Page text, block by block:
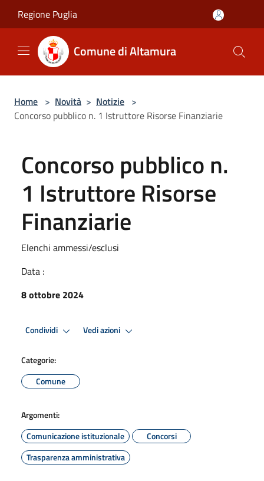
Regione Puglia
Comune di Altamura
Home > Novità > Notizie >
Concorso pubblico n. 1 Istruttore Risorse Finanziarie
Concorso pubblico n.
1 Istruttore Risorse
Finanziarie
Elenchi ammessi/esclusi
Data :
8 ottobre 2024
Condividi Vedi azioni
Categorie:
Comune
Argomenti:
Comunicazione istituzionale
Concorsi
Trasparenza amministrativa